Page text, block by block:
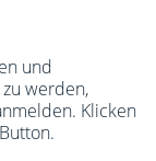
und
werden,
Klicken